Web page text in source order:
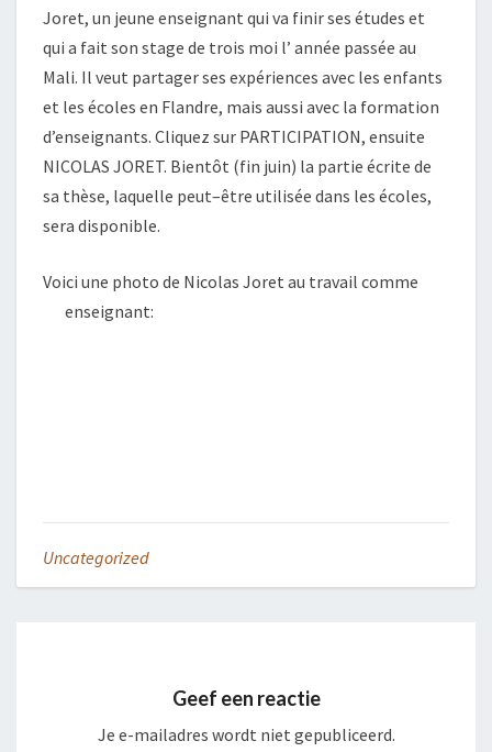
Joret, un jeune enseignant qui va finir ses études et
qui a fait son stage de trois moi l’ année passée au
Mali. Il veut partager ses expériences avec les enfants
et les écoles en Flandre, mais aussi avec la formation
d’enseignants. Cliquez sur PARTICIPATION, ensuite
NICOLAS JORET. Bientôt (fin juin) la partie écrite de
sa thèse, laquelle peut–être utilisée dans les écoles,
sera disponible.
Voici une photo de Nicolas Joret au travail comme
enseignant:
Uncategorized
Geef een reactie
Je e-mailadres wordt niet gepubliceerd.